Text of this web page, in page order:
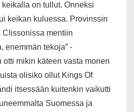
on tullut. Onneksi
keikan kuluessa. Provinssin
Clissonissa mentiin
enemmän tekoja” -
mikin käteen vasta monen
olisiko ollut Kings Of
itsessään kuitenkin vaikutti
Suomessa ja